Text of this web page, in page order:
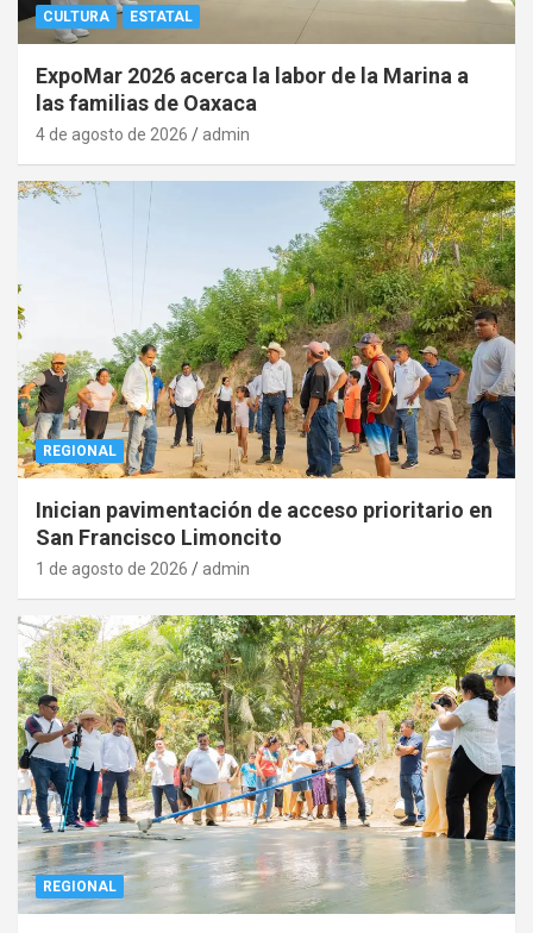
CULTURA ESTATAL
ExpoMar 2026 acerca la labor de la Marina a
las familias de Oaxaca
4 de agosto de 2026 admin
REGIONAL
Inician pavimentación de acceso prioritario en
San Francisco Limoncito
1 de agosto de 2026 admin
REGIONAL